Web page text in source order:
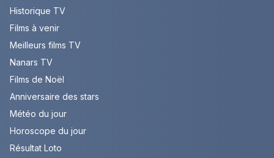
Historique TV
Films à venir
Meilleurs films TV
Nanars TV
Films de Noël
Anniversaire des stars
Météo du jour
Horoscope du jour
Résultat Loto